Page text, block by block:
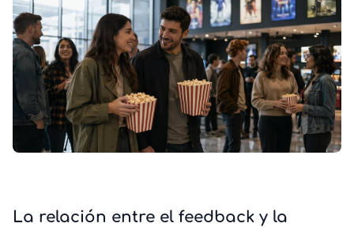
La relación entre el feedback y la